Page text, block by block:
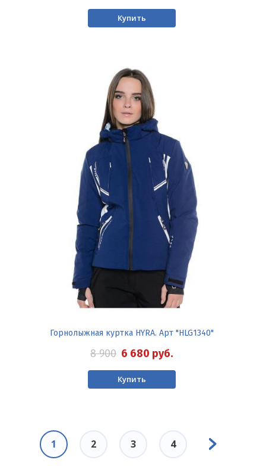
Купить
Горнолыжная куртка HYRA. Арт "HLG1340"
8 900 6 680 руб.
Купить
Нумерация
страниц
Текущая
1 Page
2 Page
3 Page
4
Следующая
страница